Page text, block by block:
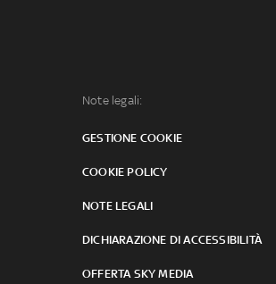
Note legali:
GESTIONE COOKIE
COOKIE POLICY
NOTE LEGALI
DICHIARAZIONE DI ACCESSIBILITÀ
OFFERTA SKY MEDIA